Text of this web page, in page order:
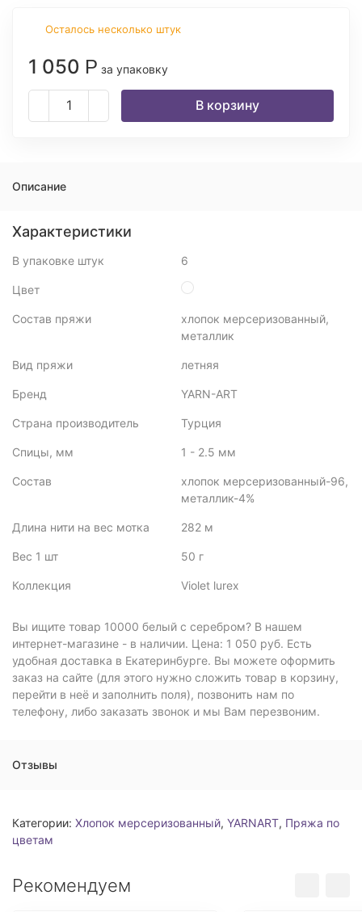
Осталось несколько штук
1 050 Р за упаковку
В корзину
Описание
Характеристики
В упаковке штук 6
Цвет
Состав пряжи
хлопок мерсеризованный,
металлик
Вид пряжи летняя
Бренд YARN-ART
Страна производитель Турция
Спицы, мм 1 - 2.5 мм
Состав
хлопок мерсеризованный-96,
металлик-4%
Длина нити на вес мотка 282 м
Вес 1 шт 50 г
Коллекция Violet lurex
Вы ищите товар 10000 белый с серебром? В нашем
интернет-магазине - в наличии. Цена: 1 050 руб. Есть
удобная доставка в Екатеринбурге. Вы можете оформить
заказ на сайте (для этого нужно сложить товар в корзину,
перейти в неё и заполнить поля), позвонить нам по
телефону, либо заказать звонок и мы Вам перезвоним.
Отзывы
Категории: Хлопок мерсеризованный, YARNART, Пряжа по
цветам
Рекомендуем